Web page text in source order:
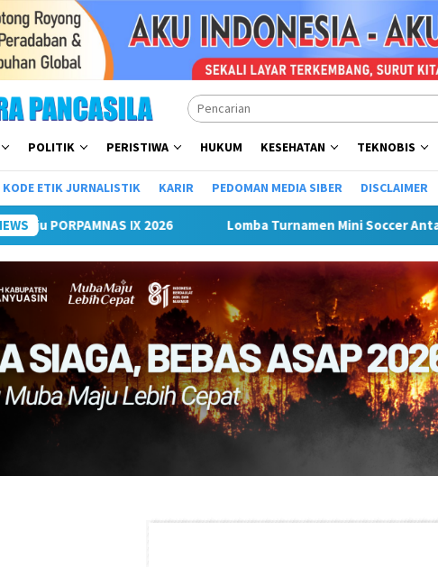
POLITIK PERISTIWA HUKUM KESEHATAN TEKNOBIS
KODE ETIK JURNALISTIK KARIR PEDOMAN MEDIA SIBER DISCLAIMER
2026 Lomba Turnamen Mini Soccer Antar Organisasi